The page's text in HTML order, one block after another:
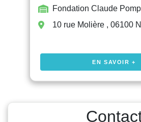
Fondation Claude
10 rue Molière , 06100
EN SAVOIR +